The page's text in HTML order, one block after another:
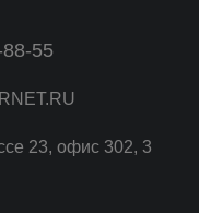
55
23, офис 302, 3